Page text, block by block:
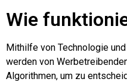
Wie
Mithilfe von Technologie
werden von
Algorithmen, um zu